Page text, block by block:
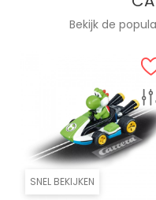
Bekijk de
SNEL BEKIJKEN